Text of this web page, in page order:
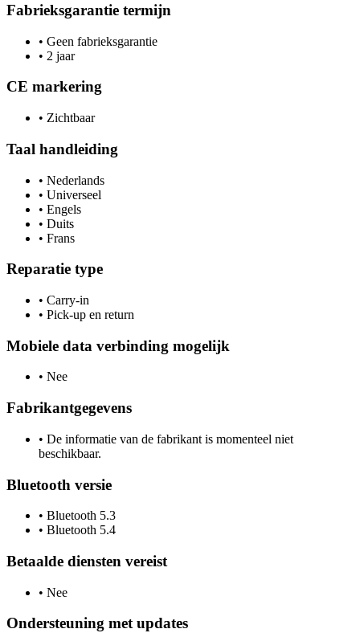
Fabrieksgarantie termijn
• Geen fabrieksgarantie
• 2 jaar
CE markering
• Zichtbaar
Taal handleiding
• Nederlands
• Universeel
• Engels
• Duits
• Frans
Reparatie type
• Carry-in
• Pick-up en return
Mobiele data verbinding mogelijk
• Nee
Fabrikantgegevens
• De informatie van de fabrikant is momenteel niet
beschikbaar.
Bluetooth versie
• Bluetooth 5.3
• Bluetooth 5.4
Betaalde diensten vereist
• Nee
Ondersteuning met updates